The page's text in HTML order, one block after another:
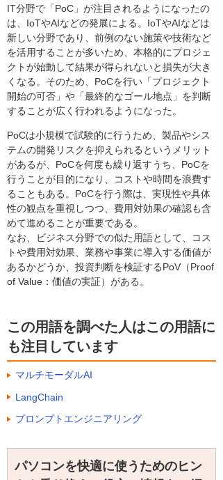
IT分野で「PoC」が注目されるようになったの
は、IoTやAIなどの発展による。IoTやAIなどは
新しい分野であり、前例のない施策や技術など
を活用することが多いため、本格的にプロジェ
クトが始動して結果が得られないと損失が大き
くなる。そのため、PoCを行い「プロジェクト
開始の可否」や「最終的なゴール地点」を判断
することが広く行われるようになった。
PoCは小規模で試験的に行うため、製品やシス
テムの開発リスクを抑えられるというメリット
があるが、PoCを何度も繰り返すうち、PoCを
行うことが目的になり、コストや時間を浪費す
ることもある。PoCを行う際は、実現性や具体
性の観点を重視しつつ、費用対効果の確認も含
めて進めることが重要である。
なお、ビジネス分野での似た用語として、コス
トや費用対効果、業務や事業に導入する価値が
あるかどうか、投資判断を検証するPoV（Proof
of Value：価値の実証）がある。
この用語を調べた人はこの用語に
も注目しています
マルチモーダルAI
LangChain
プロンプトエンジニアリング
パソコンを快適に使うためのヒン